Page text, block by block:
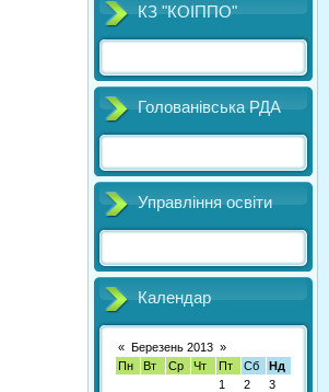
КЗ "КОІППО"
Голованівська РДА
Управління освіти
Календар
« Березень 2013 »
Пн
Вт Ср Чт Пт Сб
Нд
1
2
3